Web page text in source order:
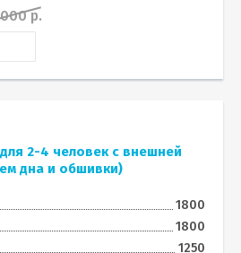
р.
2-4 человек с внешней
дна и обшивки)
1800
1800
1250